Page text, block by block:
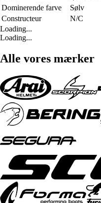
Dominerende farve
Sølv
Constructeur
N/C
Loading...
Loading...
Alle vores mærker